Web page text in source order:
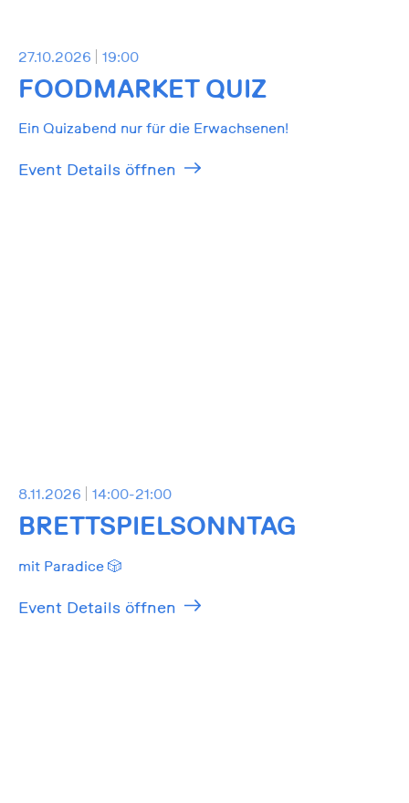
27.10.2026 19:00
FOODMARKET QUIZ
Ein Quizabend nur für die Erwachsenen!
Event Details öffnen
8.11.2026 14:00-21:00
BRETTSPIELSONNTAG
mit Paradice 🎲
Event Details öffnen